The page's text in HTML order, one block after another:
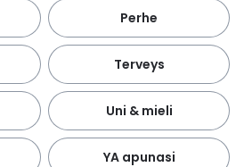
Perhe
Terveys
Uni & mieli
YA apunasi